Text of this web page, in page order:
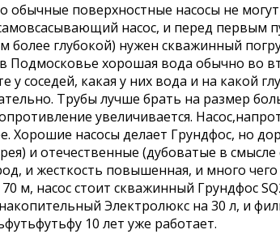
обычные поверхностные насосы не
насос, и перед первым
глубокой) нужен скважинный
хорошая вода обычно во
соседей, какая у них вода и на какой
Трубы лучше брать на размер
увеличивается.
насосы делает Грундфос, но
и отечественные (дубоватые в
и жесткость повышенная, и много
м, насос стоит скважинный Грундфос
Электролюкс на 30 л, и
10 лет уже работает.